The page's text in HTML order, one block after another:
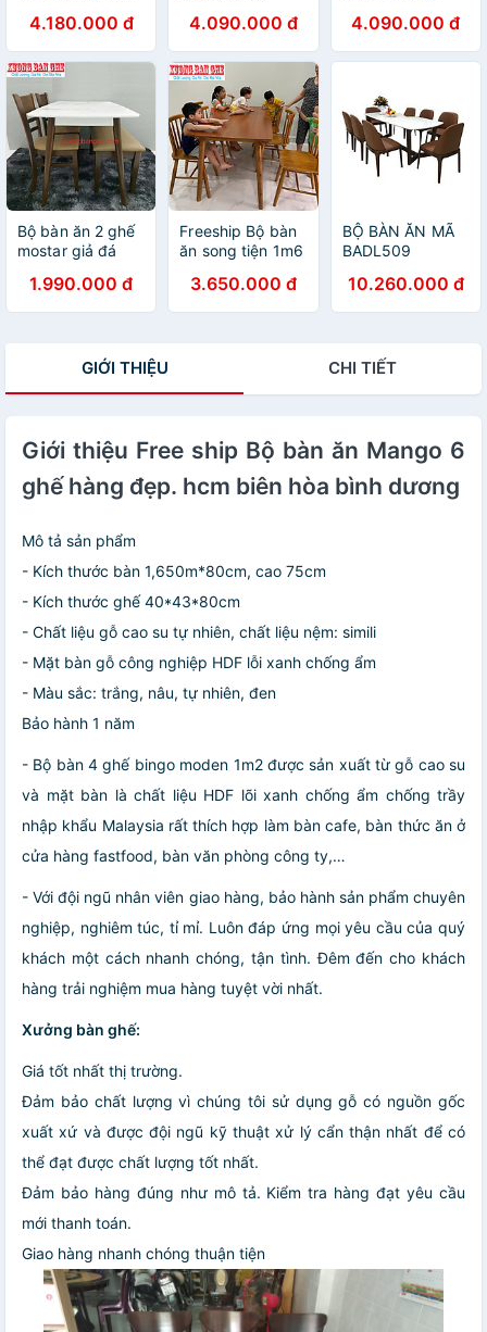
4.180.000 đ 4.090.000 đ 4.090.000 đ
Bộ bàn ăn 2 ghế
mostar giả đá
Biên Hòa Bình
Dương
1.990.000 đ
Freeship Bộ bàn
ăn song tiện 1m6
Hòa Bình dương
3.650.000 đ
BỘ BÀN ĂN MÃ
BADL509
10.260.000 đ
GIỚI THIỆU CHI TIẾT
Giới thiệu Free ship Bộ bàn ăn Mango 6
ghế hàng đẹp. hcm biên hòa bình dương
Mô tả sản phẩm
- Kích thước bàn 1,650m*80cm, cao 75cm
- Kích thước ghế 40*43*80cm
- Chất liệu gỗ cao su tự nhiên, chất liệu nệm: simili
- Mặt bàn gỗ công nghiệp HDF lỗi xanh chống ẩm
- Màu sắc: trắng, nâu, tự nhiên, đen
Bảo hành 1 năm
- Bộ bàn 4 ghế bingo moden 1m2 được sản xuất từ gỗ cao su
và mặt bàn là chất liệu HDF lõi xanh chống ẩm chống trầy
nhập khẩu Malaysia rất thích hợp làm bàn cafe, bàn thức ăn ở
cửa hàng fastfood, bàn văn phòng công ty,…
- Với đội ngũ nhân viên giao hàng, bảo hành sản phẩm chuyên
nghiệp, nghiêm túc, tỉ mỉ. Luôn đáp ứng mọi yêu cầu của quý
khách một cách nhanh chóng, tận tình. Đêm đến cho khách
hàng trải nghiệm mua hàng tuyệt vời nhất.
Xưởng bàn ghế:
Giá tốt nhất thị trường.
Đảm bảo chất lượng vì chúng tôi sử dụng gỗ có nguồn gốc
xuất xứ và được đội ngũ kỹ thuật xử lý cẩn thận nhất để có
thể đạt được chất lượng tốt nhất.
Đảm bảo hàng đúng như mô tả. Kiểm tra hàng đạt yêu cầu
mới thanh toán.
Giao hàng nhanh chóng thuận tiện